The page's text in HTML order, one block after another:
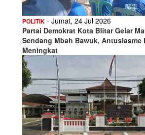
POLITIK - Jumat, 24 Jul 2026
Partai Demokrat Kota Blitar Gelar
Sendang Mbah Bawuk, Antusiasme
Meningkat